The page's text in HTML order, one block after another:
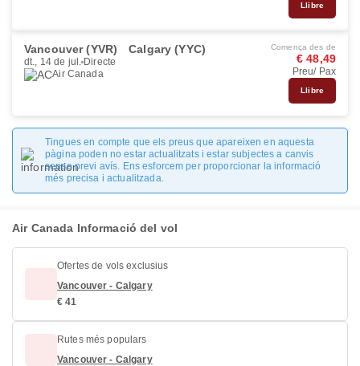
Llibre
Vancouver (YVR) Calgary (YYC)
dt., 14 de jul. Directe
Air Canada
Comença des de
€ 48,49
Preu/ Pax
Llibre
Tingues en compte que els preus que apareixen en aquesta
pàgina poden no estar actualitzats i estar subjectes a canvis
sense previ avís. Ens esforcem per proporcionar la informació
més precisa i actualitzada.
Air Canada Informació del vol
Ofertes de vols exclusius
Vancouver - Calgary
€ 41
Rutes més populars
Vancouver - Calgary